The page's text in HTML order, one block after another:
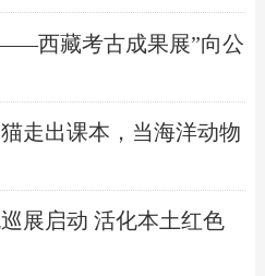
西藏考古成果展”向公
走出课本，当海洋动物
展启动 活化本土红色